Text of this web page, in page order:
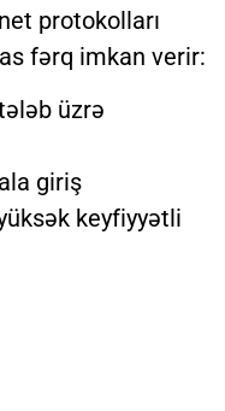
protokolları
fərq imkan verir:
üzrə
giriş
keyfiyyətli